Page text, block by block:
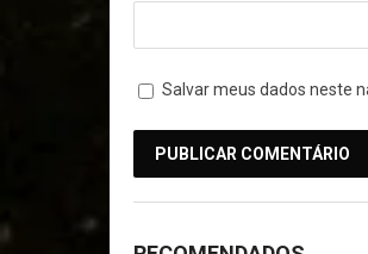
Salvar meus dados neste